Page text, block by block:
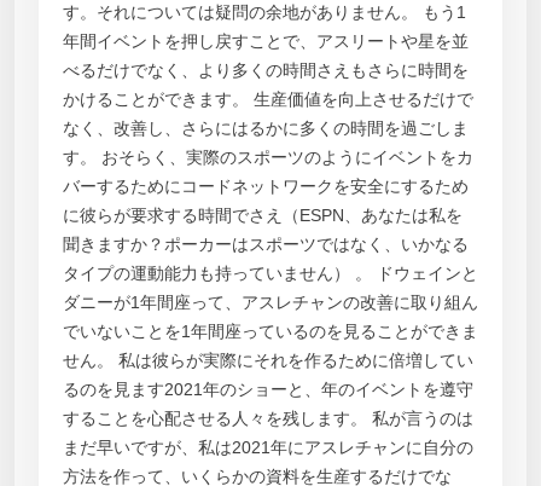
す。それについては疑問の余地がありません。 もう1
年間イベントを押し戻すことで、アスリートや星を並
べるだけでなく、より多くの時間さえもさらに時間を
かけることができます。 生産価値を向上させるだけで
なく、改善し、さらにはるかに多くの時間を過ごしま
す。 おそらく、実際のスポーツのようにイベントをカ
バーするためにコードネットワークを安全にするため
に彼らが要求する時間でさえ（ESPN、あなたは私を
聞きますか？ポーカーはスポーツではなく、いかなる
タイプの運動能力も持っていません） 。 ドウェインと
ダニーが1年間座って、アスレチャンの改善に取り組ん
でいないことを1年間座っているのを見ることができま
せん。 私は彼らが実際にそれを作るために倍増してい
るのを見ます2021年のショーと、年のイベントを遵守
することを心配させる人々を残します。 私が言うのは
まだ早いですが、私は2021年にアスレチャンに自分の
方法を作って、いくらかの資料を生産するだけでな